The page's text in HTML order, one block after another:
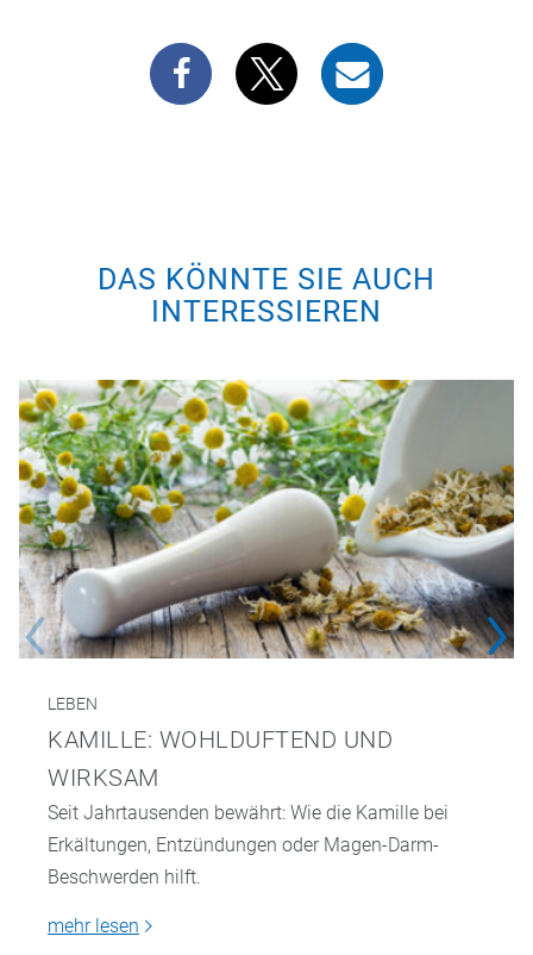
DAS KÖNNTE SIE AUCH
INTERESSIEREN
LEBEN
KAMILLE: WOHLDUFTEND UND
WIRKSAM
Seit Jahrtausenden bewährt: Wie die Kamille bei
Erkältungen, Entzündungen oder Magen-Darm-
Beschwerden hilft.
mehr lesen